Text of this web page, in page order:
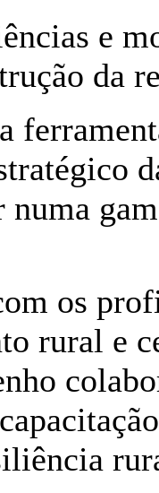
e
da
os
rural e